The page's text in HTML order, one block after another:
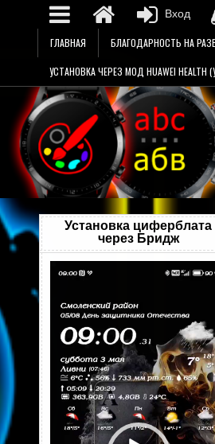
содержимому
ГЛАВНАЯ БЛАГОДАРНОСТЬ НА
УСТАНОВКА ЧЕРЕЗ МОД HUAWEI HEALTH
Установка циферблата
через Бридж
Видеоплеер
Вход